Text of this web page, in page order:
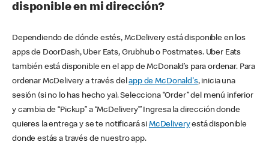
disponible en mi dirección?
Dependiendo de dónde estés, McDelivery está disponible en los
apps de DoorDash, Uber Eats, Grubhub o Postmates. Uber Eats
también está disponible en el app de McDonald’s para ordenar. Para
ordenar McDelivery a través delapp de McDonald's, inicia una
sesión (si no lo has hecho ya). Selecciona “Order” del menú inferior
y cambia de “Pickup” a “McDelivery’” Ingresa la dirección donde
quieres la entrega y se te notificará si McDeliveryestá disponible
donde estás a través de nuestro app.